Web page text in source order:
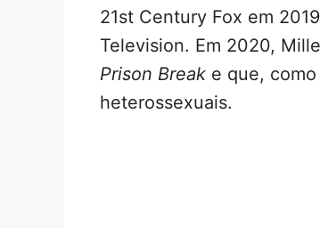
21st Century Fox em
Television. Em 2020,
Prison Break e que,
heterossexuais.